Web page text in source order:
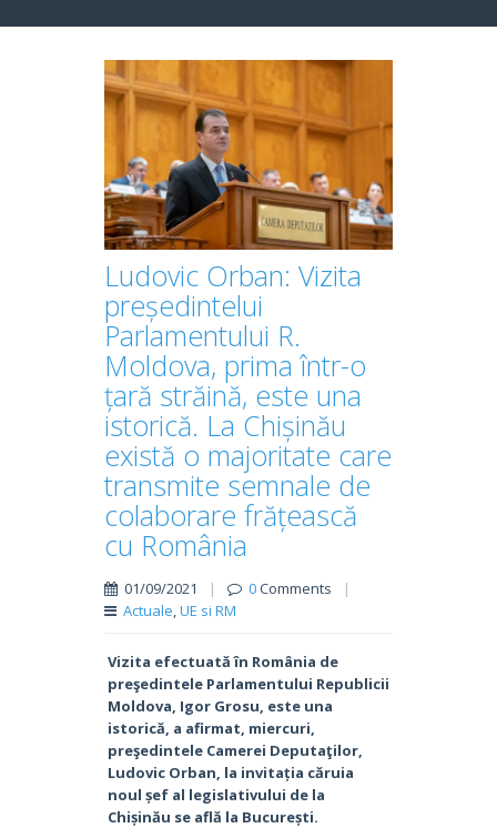
Ludovic Orban: Vizita
președintelui
Parlamentului R.
Moldova, prima într-o
țară străină, este una
istorică. La Chișinău
există o majoritate care
transmite semnale de
colaborare frățească
cu România
01/09/2021 | 0Comments
|
Actuale,UE si RM
Vizita efectuată în România de
preşedintele Parlamentului Republicii
Moldova, Igor Grosu, este una
istorică, a afirmat, miercuri,
preşedintele Camerei Deputaţilor,
Ludovic Orban, la invitația căruia
noul șef al legislativului de la
Chișinău se află la București.